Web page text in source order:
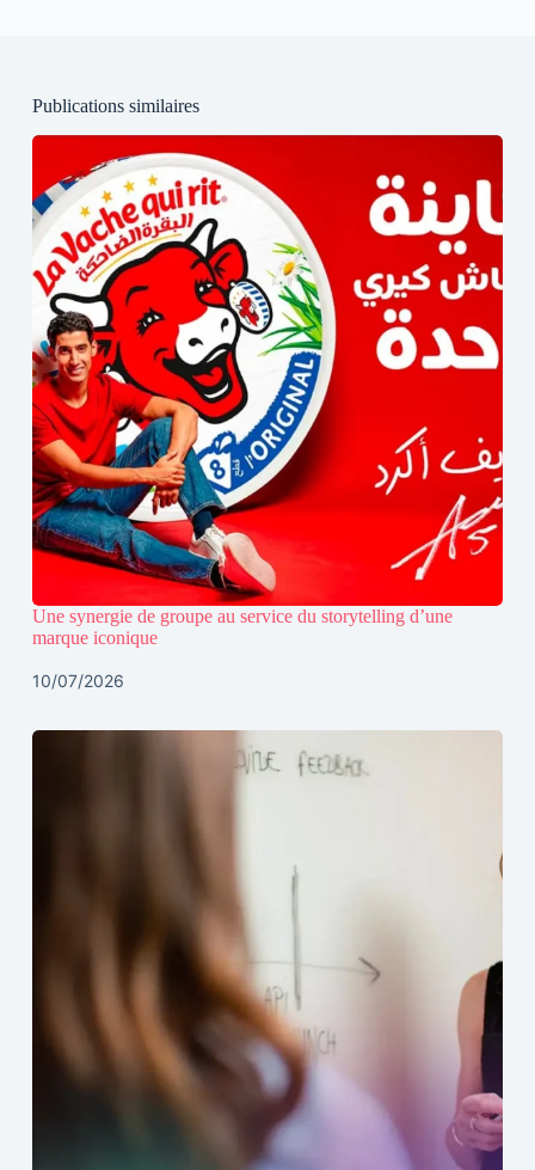
Publications similaires
Une synergie de groupe au service du storytelling d’une
marque iconique
10/07/2026